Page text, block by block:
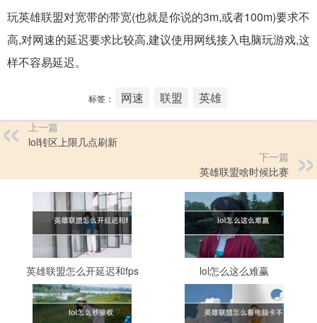
玩英雄联盟对宽带的带宽(也就是你说的3m,或者100m)要求不
高,对网速的延迟要求比较高,建议使用网线接入电脑玩游戏,这
样不容易延迟。
标签： 网速 联盟 英雄
上一篇
lol转区上限几点刷新
下一篇
英雄联盟啥时候比赛
英雄联盟怎么开延迟和fps lol怎么这么难赢